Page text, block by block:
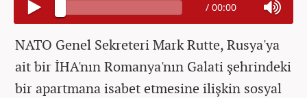
/ 00:00
NATO Genel Sekreteri Mark Rutte, Rusya'ya
ait bir İHA'nın Romanya'nın Galati şehrindeki
bir apartmana isabet etmesine ilişkin sosyal